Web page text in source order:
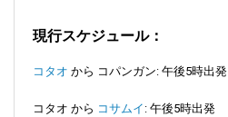
現行スケジュール：
コタオ から コパンガン: 午後5時出発
コタオ から コサムイ : 午後5時出発